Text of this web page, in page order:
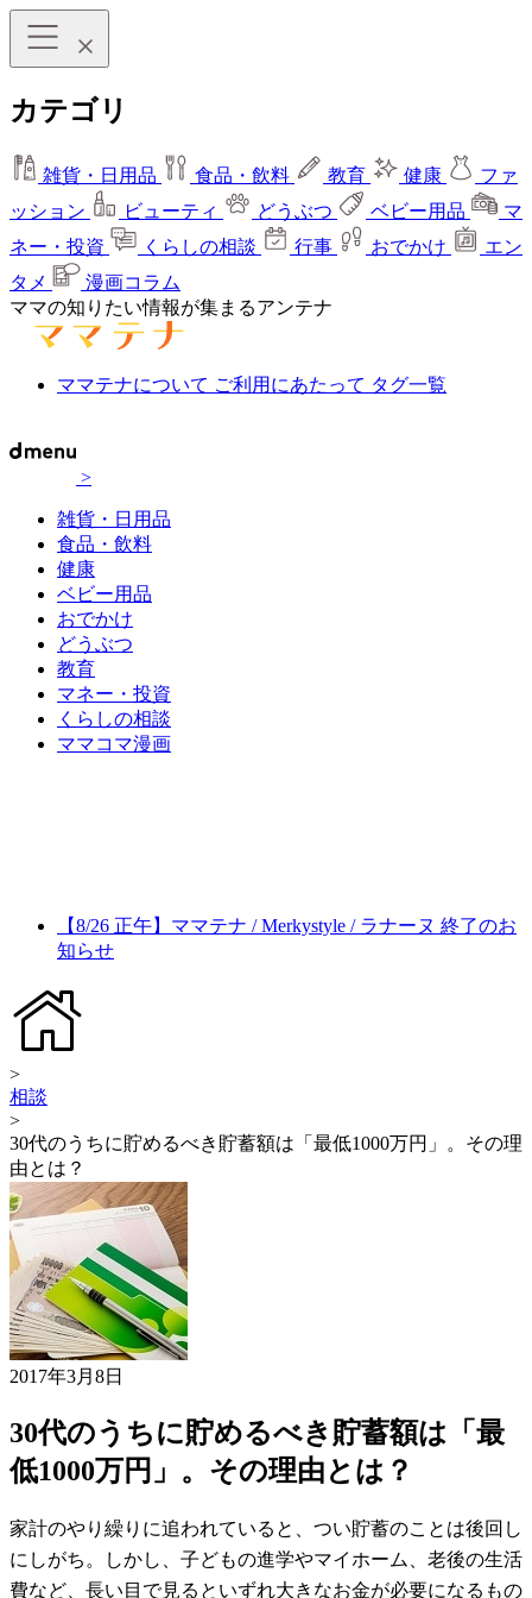
カテゴリ
雑貨・日用品 食品・飲料 教育 健康
ファ
ッション
ビューティ どうぶつ ベビー用品
マ
ネー・投資
くらしの相談 行事 おでかけ
エン
タメ
漫画コラム
ママの知りたい情報が集まるアンテナ
ママテナについて ご利用にあたって タグ一覧
>
雑貨・日用品
食品・飲料
健康
ベビー用品
おでかけ
どうぶつ
教育
マネー・投資
くらしの相談
ママコマ漫画
【8/26 正午】ママテナ / Merkystyle / ラナーヌ 終了のお
知らせ
>
相談
>
30代のうちに貯めるべき貯蓄額は「最低1000万円」。その理
由とは？
2017年3月8日
30代のうちに貯めるべき貯蓄額は「最
低1000万円」。その理由とは？
家計のやり繰りに追われていると、つい貯蓄のことは後回し
にしがち。しかし、子どもの進学やマイホーム、老後の生活
費など、長い目で見るといずれ大きなお金が必要になるもの